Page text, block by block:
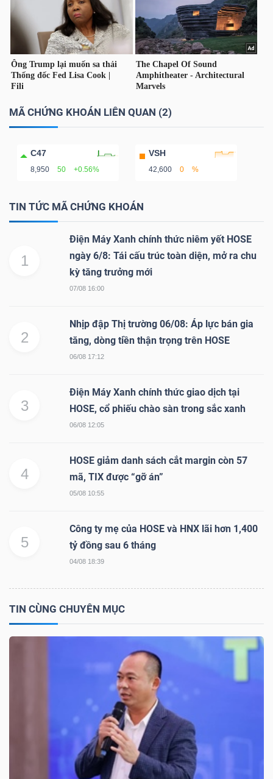
MÃ CHỨNG KHOÁN LIÊN QUAN (2)
C47
8,950 50 +0.56%
VSH
42,600 0 %
TIN TỨC MÃ CHỨNG KHOÁN
1
Điện Máy Xanh chính thức niêm yết HOSE
ngày 6/8: Tái cấu trúc toàn diện, mở ra chu
kỳ tăng trưởng mới
07/08 16:00
2
Nhịp đập Thị trường 06/08: Áp lực bán gia
tăng, dòng tiền thận trọng trên HOSE
06/08 17:12
3
Điện Máy Xanh chính thức giao dịch tại
HOSE, cổ phiếu chào sàn trong sắc xanh
06/08 12:05
4
HOSE giảm danh sách cắt margin còn 57
mã, TIX được “gỡ án”
05/08 10:55
5
Công ty mẹ của HOSE và HNX lãi hơn 1,400
tỷ đồng sau 6 tháng
04/08 18:39
TIN CÙNG CHUYÊN MỤC
TIÊU
THIẾT
YẾU
CHĂM
SÓC
KHỎE
TÀI
TIN
DỊCH